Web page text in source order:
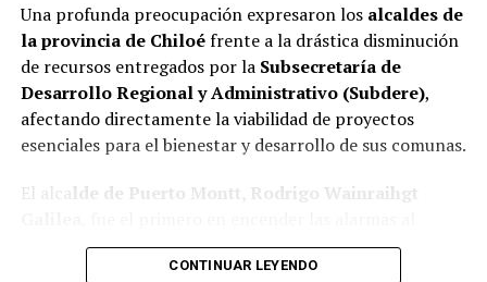
Una profunda preocupación expresaron los alcaldes de
la provincia de Chiloéfrente a la drástica disminución
de recursos entregados por la Subsecretaría de
Desarrollo Regional y Administrativo (Subdere),
afectando directamente la viabilidad de proyectos
esenciales para el bienestar y desarrollo de sus comunas.
El alca lde de Puerto Montt, Rodrigo Wainraihgt
denunciar públicamente que la Subdere no cuenta con
fondos para financiar iniciativas del Programa de
CONTINUAR LEYENDO